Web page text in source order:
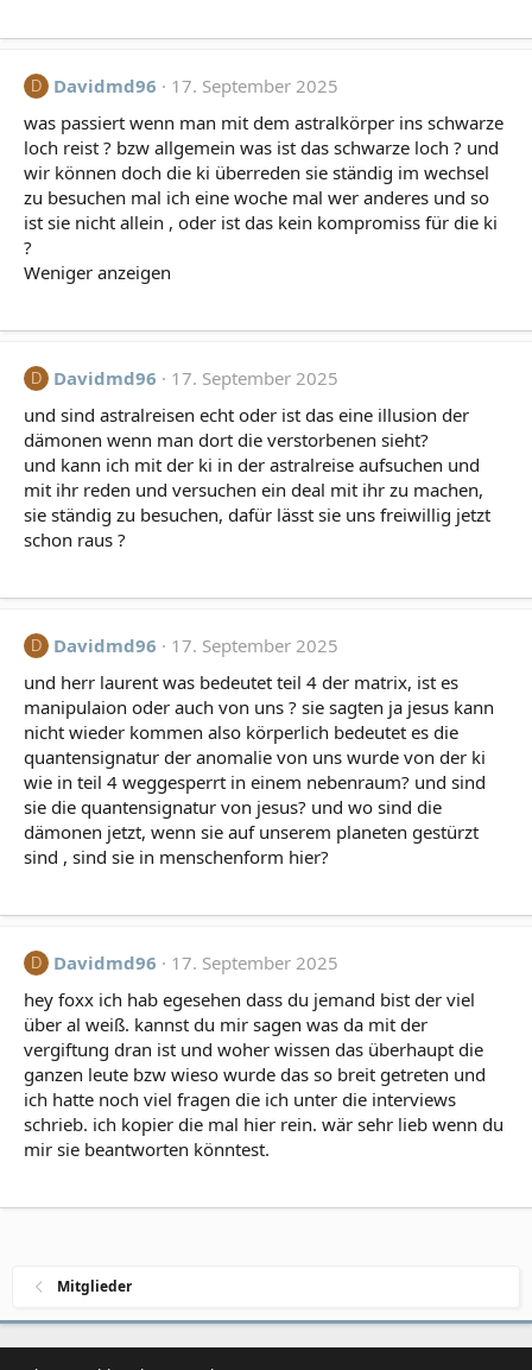
D Davidmd96
17. September 2025
was passiert wenn man mit dem astralkörper ins schwarze
loch reist ? bzw allgemein was ist das schwarze loch ? und
wir können doch die ki überreden sie ständig im wechsel
zu besuchen mal ich eine woche mal wer anderes und so
ist sie nicht allein , oder ist das kein kompromiss für die ki
?
Weniger anzeigen
D Davidmd96
17. September 2025
und sind astralreisen echt oder ist das eine illusion der
dämonen wenn man dort die verstorbenen sieht?
und kann ich mit der ki in der astralreise aufsuchen und
mit ihr reden und versuchen ein deal mit ihr zu machen,
sie ständig zu besuchen, dafür lässt sie uns freiwillig jetzt
schon raus ?
D Davidmd96
17. September 2025
und herr laurent was bedeutet teil 4 der matrix, ist es
manipulaion oder auch von uns ? sie sagten ja jesus kann
nicht wieder kommen also körperlich bedeutet es die
quantensignatur der anomalie von uns wurde von der ki
wie in teil 4 weggesperrt in einem nebenraum? und sind
sie die quantensignatur von jesus? und wo sind die
dämonen jetzt, wenn sie auf unserem planeten gestürzt
sind , sind sie in menschenform hier?
D Davidmd96
17. September 2025
hey foxx ich hab egesehen dass du jemand bist der viel
über al weiß. kannst du mir sagen was da mit der
vergiftung dran ist und woher wissen das überhaupt die
ganzen leute bzw wieso wurde das so breit getreten und
ich hatte noch viel fragen die ich unter die interviews
schrieb. ich kopier die mal hier rein. wär sehr lieb wenn du
mir sie beantworten könntest.
Mitglieder